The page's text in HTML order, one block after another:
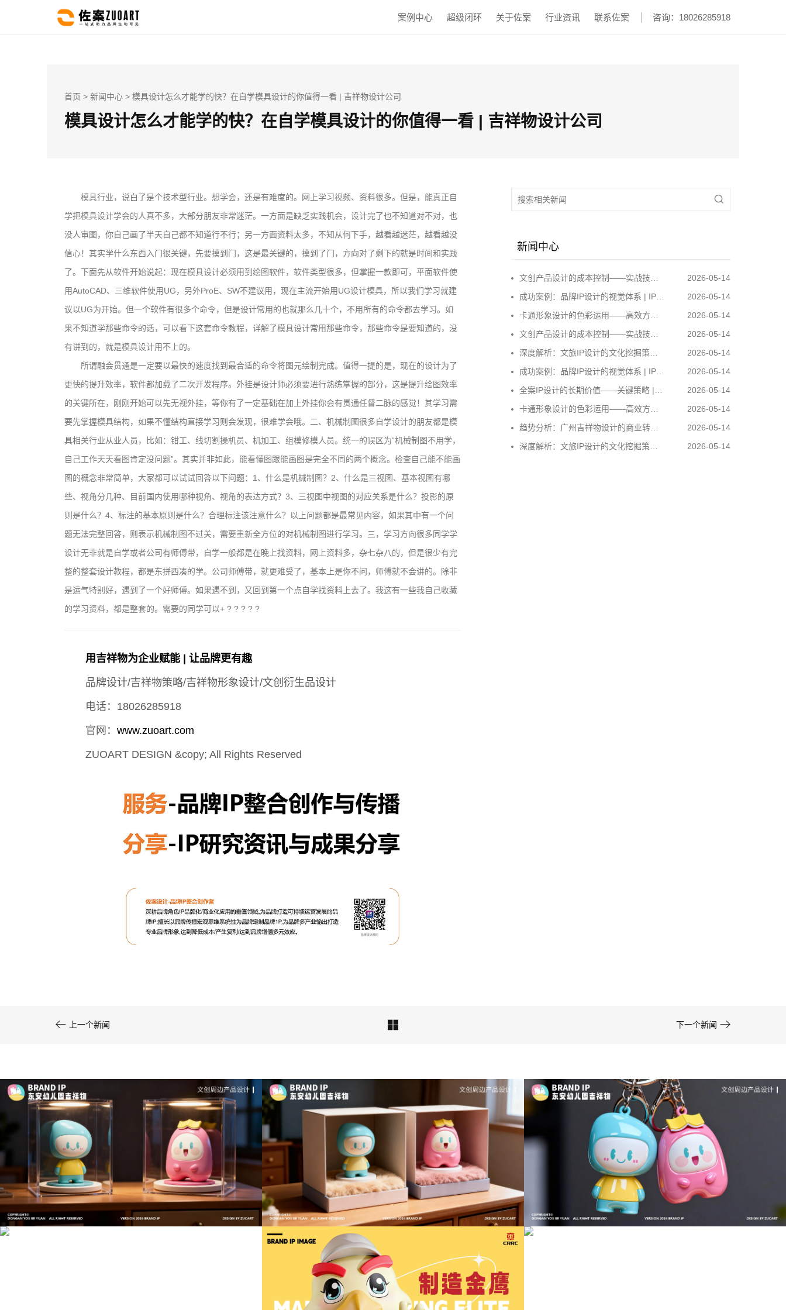
咨询：18026285918
案例中心 超级闭环 关于佐案 行业资讯 联系佐案
首页 > 新闻中心 > 模具设计怎么才能学的快？在自学模具设计的你值得一看 | 吉祥物设计公司
模具设计怎么才能学的快？在自学模具设计的你值得一看 | 吉祥物设计公司
模具行业，说白了是个技术型行业。想学会，还是有难度的。网上学习视频、资料很多。但是，能真正自
学把模具设计学会的人真不多，大部分朋友非常迷茫。一方面是缺乏实践机会，设计完了也不知道对不对，也
没人审图，你自己画了半天自己都不知道行不行；另一方面资料太多，不知从何下手，越看越迷茫，越看越没
信心！其实学什么东西入门很关键，先要摸到门，这是最关键的，摸到了门，方向对了剩下的就是时间和实践
了。下面先从软件开始说起：现在模具设计必须用到绘图软件，软件类型很多，但掌握一款即可，平面软件使
用AutoCAD、三维软件使用UG，另外ProE、SW不建议用，现在主流开始用UG设计模具，所以我们学习就建
议以UG为开始。但一个软件有很多个命令，但是设计常用的也就那么几十个，不用所有的命令都去学习。如
果不知道学那些命令的话，可以看下这套命令教程，详解了模具设计常用那些命令，那些命令是要知道的，没
有讲到的，就是模具设计用不上的。
所谓融会贯通是一定要以最快的速度找到最合适的命令将图元绘制完成。值得一提的是，现在的设计为了
更快的提升效率，软件都加载了二次开发程序。外挂是设计师必须要进行熟练掌握的部分，这是提升绘图效率
的关键所在，刚刚开始可以先无视外挂，等你有了一定基础在加上外挂你会有贯通任督二脉的感觉！其学习需
要先掌握模具结构，如果不懂结构直接学习则会发现，很难学会哦。二、机械制图很多自学设计的朋友都是模
具相关行业从业人员，比如：钳工、线切割操机员、机加工、组模修模人员。统一的误区为“机械制图不用学，
自己工作天天看图肯定没问题”。其实并非如此，能看懂图跟能画图是完全不同的两个概念。检查自己能不能画
图的概念非常简单，大家都可以试试回答以下问题：1、什么是机械制图？2、什么是三视图、基本视图有哪
些、视角分几种、目前国内使用哪种视角、视角的表达方式？3、三视图中视图的对应关系是什么？投影的原
则是什么？4、标注的基本原则是什么？合理标注该注意什么？以上问题都是最常见内容，如果其中有一个问
题无法完整回答，则表示机械制图不过关，需要重新全方位的对机械制图进行学习。三，学习方向很多同学学
设计无非就是自学或者公司有师傅带，自学一般都是在晚上找资料，网上资料多，杂七杂八的，但是很少有完
整的整套设计教程，都是东拼西凑的学。公司师傅带，就更难受了，基本上是你不问，师傅就不会讲的。除非
是运气特别好，遇到了一个好师傅。如果遇不到，又回到第一个点自学找资料上去了。我这有一些我自己收藏
的学习资料，都是整套的。需要的同学可以+ ? ? ? ? ?
用吉祥物为企业赋能 | 让品牌更有趣
品牌设计/吉祥物策略/吉祥物形象设计/文创衍生品设计
电话：18026285918
官网： www.zuoart.com
ZUOART DESIGN &copy; All Rights Reserved

新闻中心
2026-05-14
文创产品设计的成本控制——实战技巧 | IP设计公司-佐案设计
2026-05-14
成功案例：品牌IP设计的视觉体系 | IP设计公司-佐案设计
2026-05-14
卡通形象设计的色彩运用——高效方案 | IP设计公司-佐案设计
2026-05-14
文创产品设计的成本控制——实战技巧 | IP设计公司-佐案设计
2026-05-14
深度解析：文旅IP设计的文化挖掘策略 | IP设计公司-佐案设计
2026-05-14
成功案例：品牌IP设计的视觉体系 | IP设计公司-佐案设计
2026-05-14
全案IP设计的长期价值——关键策略 | IP设计公司-佐案设计
2026-05-14
卡通形象设计的色彩运用——高效方案 | IP设计公司-佐案设计
2026-05-14
趋势分析：广州吉祥物设计的商业转化 | IP设计公司-佐案设计
2026-05-14
深度解析：文旅IP设计的文化挖掘策略 | IP设计公司-佐案设计
 上一个新闻  下一个新闻 
文创产品设计的成本控制——实战技巧 | IP设计公
司-佐案设计
成功案例：品牌IP设计的视觉体系 | IP设计公司-佐
案设计
文创产品设计的成本控制——实战技巧 | IP设计公
司-佐案设计
从战略高度审视文旅ip设计，我们发现这……
成功案例：品牌IP设计的视觉体系 | IP设计公司-佐
案设计